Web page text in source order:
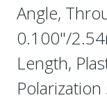
Angle,
0.100"/
Length,